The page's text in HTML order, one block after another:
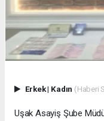
Erkek| Kadın (Haberi
Uşak Asayiş Şube